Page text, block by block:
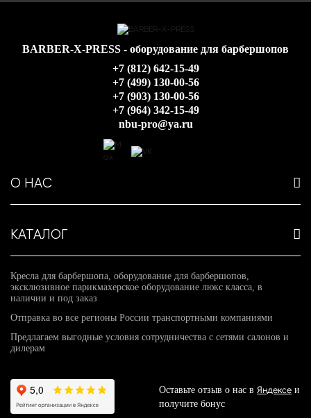
BARBER-X-PRESS - оборудование для барбершопов
+7 (812) 642-15-49
+7 (499) 130-00-56
+7 (903) 130-00-56
+7 (964) 342-15-49
nbu-pro@ya.ru
О НАС
КАТАЛОГ
Кресла для барбершопа, оборудование для барбершопов,
эксклюзивное парикмахерское оборудование люкс класса, в
наличии и под заказ
Отправка во все регионы России транспортными компаниями
Предлагаем выгодные условия сотрудничества с сетями салонов и
дилерам
Оставьте отзыв о нас в Яндексе и
получите бонус